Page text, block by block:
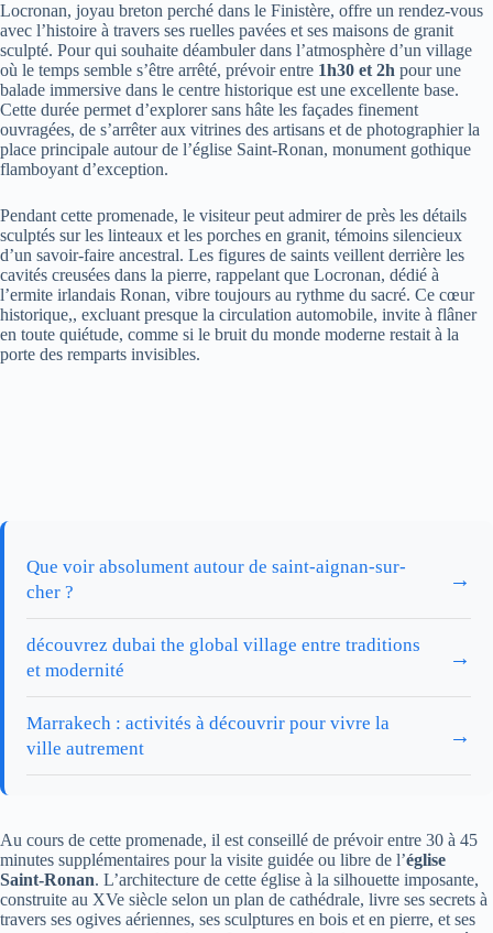
Locronan, joyau breton perché dans le Finistère, offre un rendez-vous
avec l’histoire à travers ses ruelles pavées et ses maisons de granit
sculpté. Pour qui souhaite déambuler dans l’atmosphère d’un village
où le temps semble s’être arrêté, prévoir entre 1h30 et 2h pour une
balade immersive dans le centre historique est une excellente base.
Cette durée permet d’explorer sans hâte les façades finement
ouvragées, de s’arrêter aux vitrines des artisans et de photographier la
place principale autour de l’église Saint-Ronan, monument gothique
flamboyant d’exception.
Pendant cette promenade, le visiteur peut admirer de près les détails
sculptés sur les linteaux et les porches en granit, témoins silencieux
d’un savoir-faire ancestral. Les figures de saints veillent derrière les
cavités creusées dans la pierre, rappelant que Locronan, dédié à
l’ermite irlandais Ronan, vibre toujours au rythme du sacré. Ce cœur
historique,, excluant presque la circulation automobile, invite à flâner
en toute quiétude, comme si le bruit du monde moderne restait à la
porte des remparts invisibles.
Que voir absolument autour de saint-aignan-sur-
cher ?
→
découvrez dubai the global village entre traditions
et modernité
→
Marrakech : activités à découvrir pour vivre la
ville autrement
→
Au cours de cette promenade, il est conseillé de prévoir entre 30 à 45
minutes supplémentaires pour la visite guidée ou libre de l’église
Saint-Ronan. L’architecture de cette église à la silhouette imposante,
construite au XVe siècle selon un plan de cathédrale, livre ses secrets à
travers ses ogives aériennes, ses sculptures en bois et en pierre, et ses